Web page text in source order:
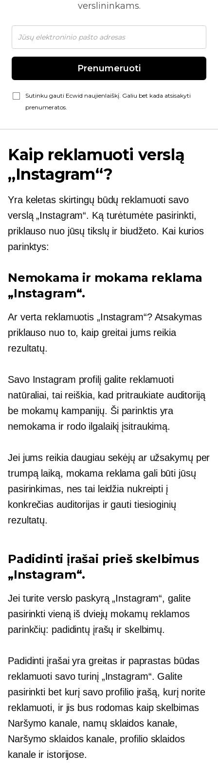
verslininkams.
Prenumeruoti
Sutinku gauti Ecwid naujienlaiškį. Galiu bet kada atsisakyti
prenumeratos.
Kaip reklamuoti verslą
„Instagram“?
Yra keletas skirtingų būdų reklamuoti savo
verslą „Instagram“. Ką turėtumėte pasirinkti,
priklauso nuo jūsų tikslų ir biudžeto. Kai kurios
parinktys:
Nemokama ir mokama reklama
„Instagram“.
Ar verta reklamuotis „Instagram“? Atsakymas
priklauso nuo to, kaip greitai jums reikia
rezultatų.
Savo Instagram profilį galite reklamuoti
natūraliai, tai reiškia, kad pritraukiate auditoriją
be mokamų kampanijų. Ši parinktis yra
nemokama ir rodo ilgalaikį įsitraukimą.
Jei jums reikia daugiau sekėjų ar užsakymų per
trumpą laiką, mokama reklama gali būti jūsų
pasirinkimas, nes tai leidžia nukreipti į
konkrečias auditorijas ir gauti tiesioginių
rezultatų.
Padidinti įrašai prieš skelbimus
„Instagram“.
Jei turite verslo paskyrą „Instagram“, galite
pasirinkti vieną iš dviejų mokamų reklamos
parinkčių: padidintų įrašų ir skelbimų.
Padidinti įrašai yra greitas ir paprastas būdas
reklamuoti savo turinį „Instagram“. Galite
pasirinkti bet kurį savo profilio įrašą, kurį norite
reklamuoti, ir jis bus rodomas kaip skelbimas
Naršymo kanale, namų sklaidos kanale,
Naršymo sklaidos kanale, profilio sklaidos
kanale ir istorijose.